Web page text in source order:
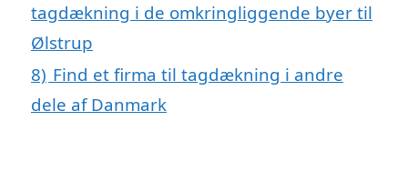
tagdækning i de omkringliggende byer til
Ølstrup
8) Find et firma til tagdækning i andre
dele af Danmark